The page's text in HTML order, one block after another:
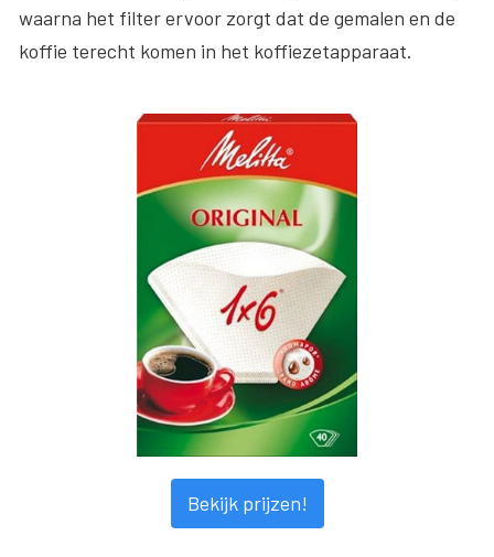
waarna het filter ervoor zorgt dat de gemalen en de
koffie terecht komen in het koffiezetapparaat.
Bekijk prijzen!